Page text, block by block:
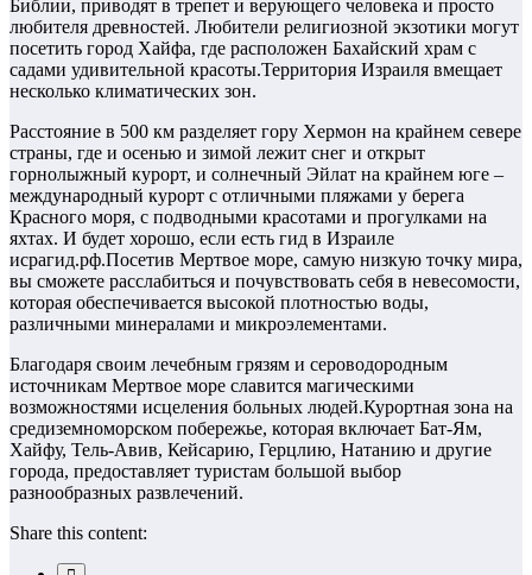
Библии, приводят в трепет и верующего человека и просто
любителя древностей. Любители религиозной экзотики могут
посетить город Хайфа, где расположен Бахайский храм с
садами удивительной красоты.Территория Израиля вмещает
несколько климатических зон.
Расстояние в 500 км разделяет гору Хермон на крайнем севере
страны, где и осенью и зимой лежит снег и открыт
горнолыжный курорт, и солнечный Эйлат на крайнем юге –
международный курорт с отличными пляжами у берега
Красного моря, с подводными красотами и прогулками на
яхтах. И будет хорошо, если есть гид в Израиле
исрагид.рф.Посетив Мертвое море, самую низкую точку мира,
вы сможете расслабиться и почувствовать себя в невесомости,
которая обеспечивается высокой плотностью воды,
различными минералами и микроэлементами.
Благодаря своим лечебным грязям и сероводородным
источникам Мертвое море славится магическими
возможностями исцеления больных людей.Курортная зона на
средиземноморском побережье, которая включает Бат-Ям,
Хайфу, Тель-Авив, Кейсарию, Герцлию, Натанию и другие
города, предоставляет туристам большой выбор
разнообразных развлечений.
Share this content: